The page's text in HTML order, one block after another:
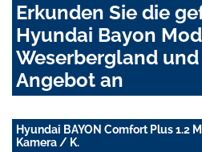
Erkunden Sie die
Hyundai Bayon
Weserbergland
Angebot an
Hyundai BAYON Comfort Plus 1.2
Kamera / K.